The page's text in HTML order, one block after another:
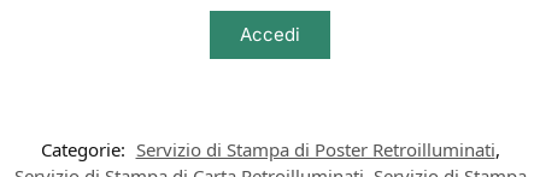
Accedi
Categorie: Servizio di Stampa di Poster Retroilluminati,